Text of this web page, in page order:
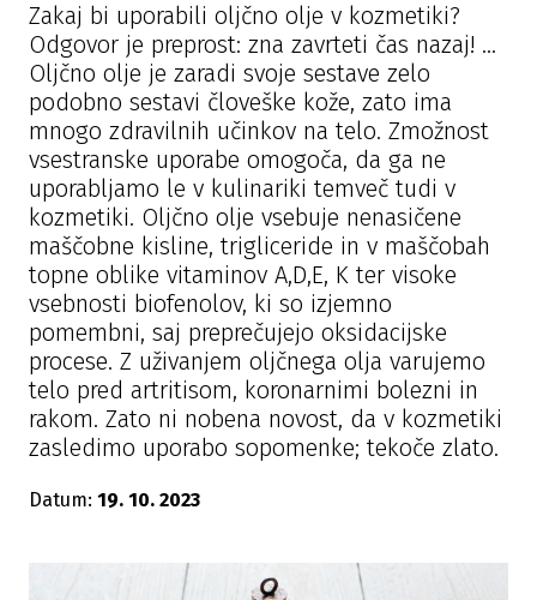
Zakaj bi uporabili oljčno olje v kozmetiki?
Odgovor je preprost: zna zavrteti čas nazaj! ...
Oljčno olje je zaradi svoje sestave zelo
podobno sestavi človeške kože, zato ima
mnogo zdravilnih učinkov na telo. Zmožnost
vsestranske uporabe omogoča, da ga ne
uporabljamo le v kulinariki temveč tudi v
kozmetiki. Oljčno olje vsebuje nenasičene
maščobne kisline, trigliceride in v maščobah
topne oblike vitaminov A,D,E, K ter visoke
vsebnosti biofenolov, ki so izjemno
pomembni, saj preprečujejo oksidacijske
procese. Z uživanjem oljčnega olja varujemo
telo pred artritisom, koronarnimi bolezni in
rakom. Zato ni nobena novost, da v kozmetiki
zasledimo uporabo sopomenke; tekoče zlato.
Datum: 19. 10. 2023